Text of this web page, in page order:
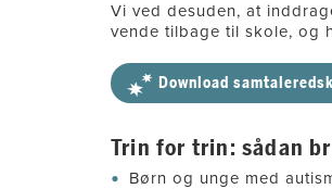
Vi ved desuden, at
vende tilbage til skole, og
Download
Trin for trin: sådan
Børn og unge med